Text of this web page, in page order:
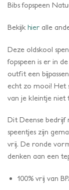
Bibs fopspeen
Bekijk hier alle
Deze oldskool
fopspeen is er in
outfit een
echt zo mooi! Het
van je kleintje
Dit Deense bedrijf
speentjes zijn
vrij. De ronde
denken aan een
100% vrij van